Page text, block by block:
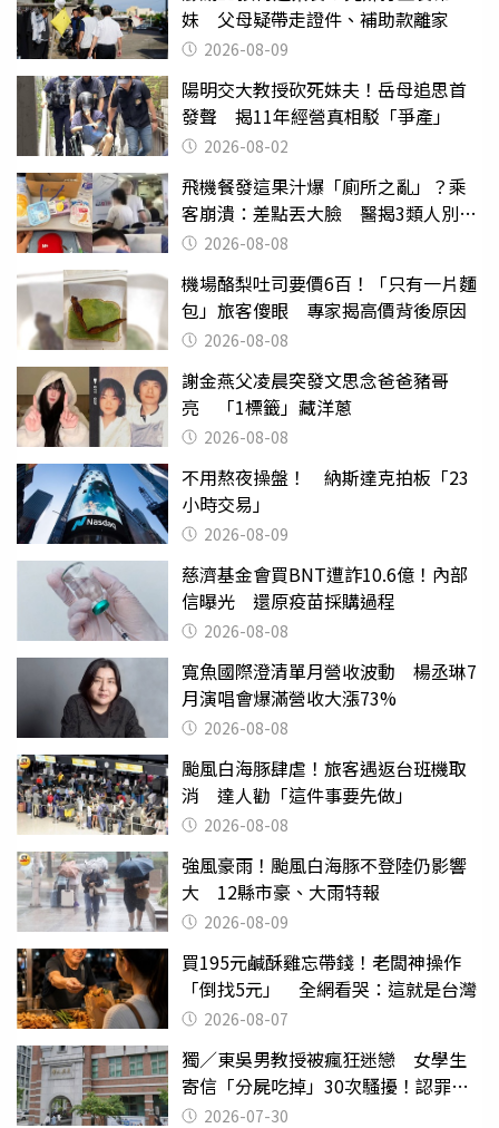
妹 父母疑帶走證件、補助款離家
2026-08-09
陽明交大教授砍死妹夫！岳母追思首
發聲 揭11年經營真相駁「爭產」
2026-08-02
飛機餐發這果汁爆「廁所之亂」？乘
客崩潰：差點丟大臉 醫揭3類人別亂
喝 2026-08-08
機場酪梨吐司要價6百！「只有一片麵
包」旅客傻眼 專家揭高價背後原因
2026-08-08
謝金燕父凌晨突發文思念爸爸豬哥
亮 「1標籤」藏洋蔥
2026-08-08
不用熬夜操盤！ 納斯達克拍板「23
小時交易」
2026-08-09
慈濟基金會買BNT遭詐10.6億！內部
信曝光 還原疫苗採購過程
2026-08-08
寬魚國際澄清單月營收波動 楊丞琳7
月演唱會爆滿營收大漲73%
2026-08-08
颱風白海豚肆虐！旅客遇返台班機取
消 達人勸「這件事要先做」
2026-08-08
強風豪雨！颱風白海豚不登陸仍影響
大 12縣市豪、大雨特報
2026-08-09
買195元鹹酥雞忘帶錢！老闆神操作
「倒找5元」 全網看哭：這就是台灣
2026-08-07
獨／東吳男教授被瘋狂迷戀 女學生
寄信「分屍吃掉」30次騷擾！認罪免
關 2026-07-30